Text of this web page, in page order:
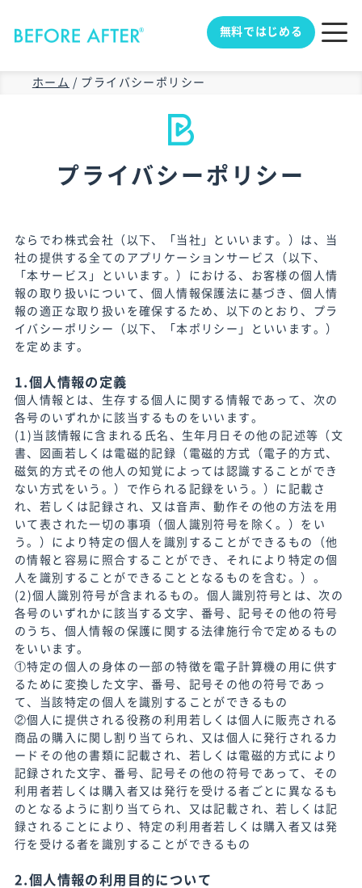
無料ではじめる
ホーム / プライバシーポリシー
プライバシーポリシー
ならでわ株式会社（以下、「当社」といいます。）は、当
社の提供する全てのアプリケーションサービス（以下、
「本サービス」といいます。）における、お客様の個人情
報の取り扱いについて、個人情報保護法に基づき、個人情
報の適正な取り扱いを確保するため、以下のとおり、プラ
イバシーポリシー（以下、「本ポリシー」といいます。）
を定めます。
1.個人情報の定義
個人情報とは、生存する個人に関する情報であって、次の
各号のいずれかに該当するものをいいます。
(1)当該情報に含まれる氏名、生年月日その他の記述等（文
書、図画若しくは電磁的記録（電磁的方式（電子的方式、
磁気的方式その他人の知覚によっては認識することができ
ない方式をいう。）で作られる記録をいう。）に記載さ
れ、若しくは記録され、又は音声、動作その他の方法を用
いて表された一切の事項（個人識別符号を除く。）をい
う。）により特定の個人を識別することができるもの（他
の情報と容易に照合することができ、それにより特定の個
人を識別することができることとなるものを含む。）。
(2)個人識別符号が含まれるもの。個人識別符号とは、次の
各号のいずれかに該当する文字、番号、記号その他の符号
のうち、個人情報の保護に関する法律施行令で定めるもの
をいいます。
①特定の個人の身体の一部の特徴を電子計算機の用に供す
るために変換した文字、番号、記号その他の符号であっ
て、当該特定の個人を識別することができるもの
②個人に提供される役務の利用若しくは個人に販売される
商品の購入に関し割り当てられ、又は個人に発行されるカ
ードその他の書類に記載され、若しくは電磁的方式により
記録された文字、番号、記号その他の符号であって、その
利用者若しくは購入者又は発行を受ける者ごとに異なるも
のとなるように割り当てられ、又は記載され、若しくは記
録されることにより、特定の利用者若しくは購入者又は発
行を受ける者を識別することができるもの
2.個人情報の利用目的について